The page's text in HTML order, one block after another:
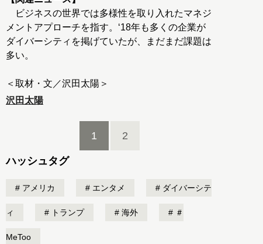
ビジネスの世界では多様性を取り入れたマネジ
メントアプローチを指す。‘18年も多くの企業が
ダイバーシティを掲げていたが、まだまだ課題は
多い。
＜取材・文／沢田太陽＞
沢田太陽
1 2
ハッシュタグ
アメリカ エンタメ ダイバーシテ
ィ トランプ 海外 ＃
MeToo